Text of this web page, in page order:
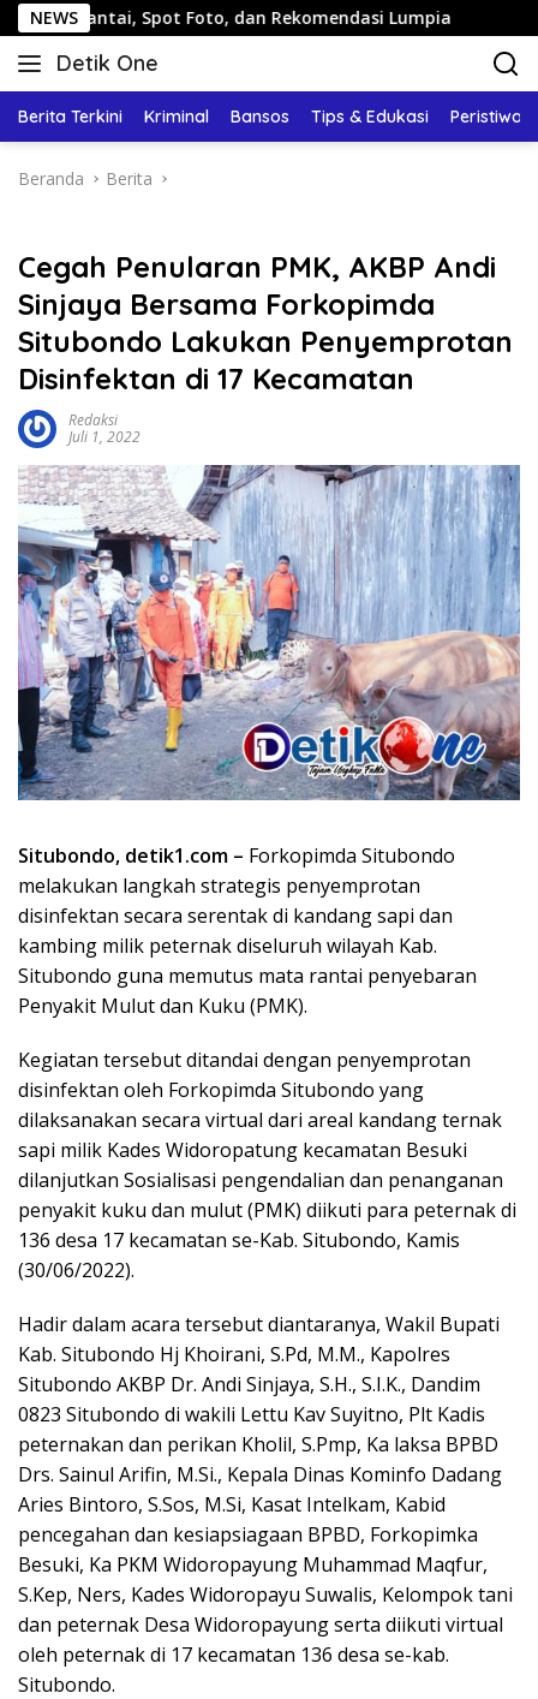
Langsung
ke
konten
NEWS
Foto, dan Rekomendasi Lumpia Panduan Wisata
Detik One
Tajam
Fakta
Berita Terkini Kriminal Bansos Tips & Edukasi Peristiwa
Beranda Berita
Cegah Penularan PMK, AKBP Andi
Sinjaya Bersama Forkopimda
Situbondo Lakukan Penyemprotan
Disinfektan di 17 Kecamatan
Redaksi
Juli 1, 2022
Situbondo, detik1.com – Forkopimda Situbondo
melakukan langkah strategis penyemprotan
disinfektan secara serentak di kandang sapi dan
kambing milik peternak diseluruh wilayah Kab.
Situbondo guna memutus mata rantai penyebaran
Penyakit Mulut dan Kuku (PMK).
Kegiatan tersebut ditandai dengan penyemprotan
disinfektan oleh Forkopimda Situbondo yang
dilaksanakan secara virtual dari areal kandang ternak
sapi milik Kades Widoropatung kecamatan Besuki
dilanjutkan Sosialisasi pengendalian dan penanganan
penyakit kuku dan mulut (PMK) diikuti para peternak di
136 desa 17 kecamatan se-Kab. Situbondo, Kamis
(30/06/2022).
Hadir dalam acara tersebut diantaranya, Wakil Bupati
Kab. Situbondo Hj Khoirani, S.Pd, M.M., Kapolres
Situbondo AKBP Dr. Andi Sinjaya, S.H., S.I.K., Dandim
0823 Situbondo di wakili Lettu Kav Suyitno, Plt Kadis
peternakan dan perikan Kholil, S.Pmp, Ka laksa BPBD
Drs. Sainul Arifin, M.Si., Kepala Dinas Kominfo Dadang
Aries Bintoro, S.Sos, M.Si, Kasat Intelkam, Kabid
pencegahan dan kesiapsiagaan BPBD, Forkopimka
Besuki, Ka PKM Widoropayung Muhammad Maqfur,
S.Kep, Ners, Kades Widoropayu Suwalis, Kelompok tani
dan peternak Desa Widoropayung serta diikuti virtual
oleh peternak di 17 kecamatan 136 desa se-kab.
Situbondo.